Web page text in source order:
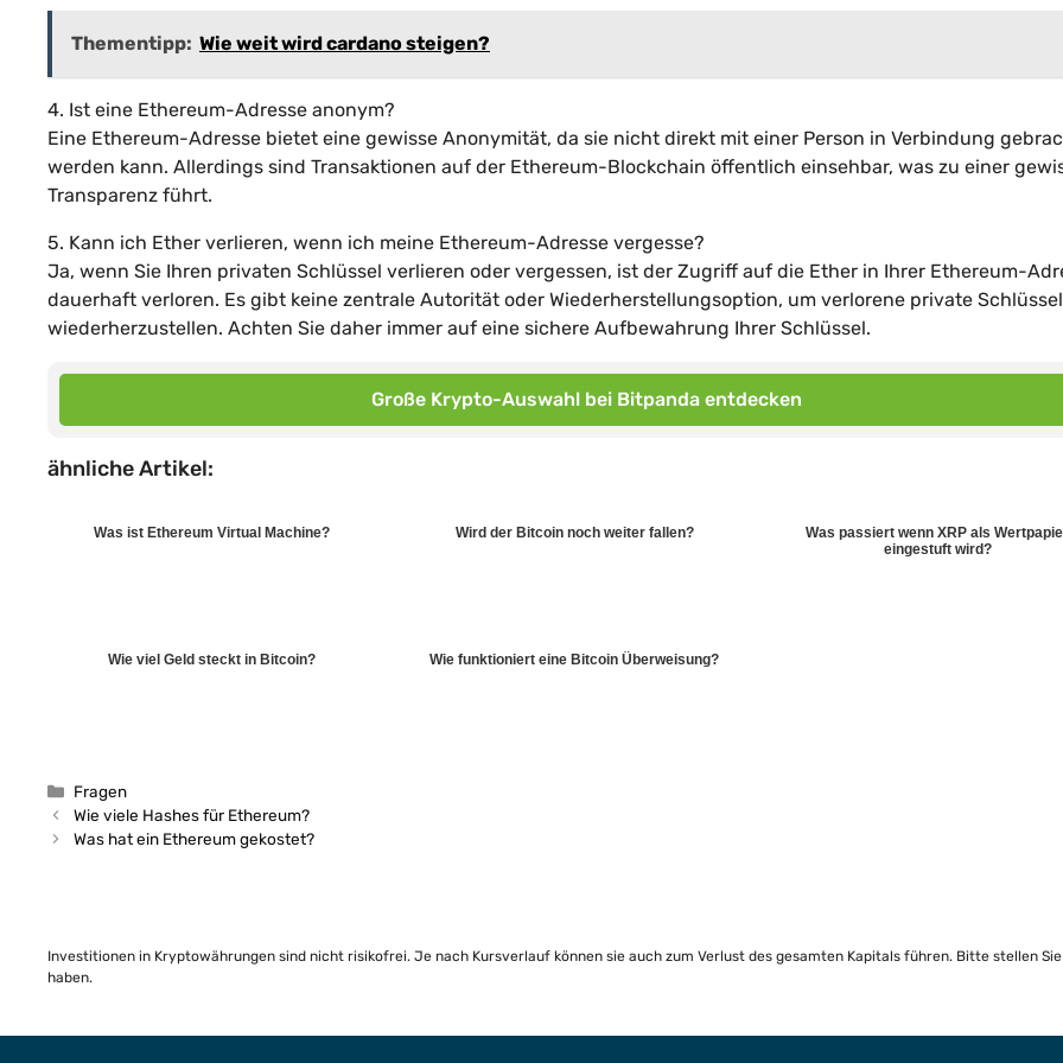
Thementipp: Wie weit wird cardano steigen?
4. Ist eine Ethereum-Adresse anonym?
Eine Ethereum-Adresse bietet eine gewisse Anonymität, da sie nicht direkt mit einer Person in Verbindung
werden kann. Allerdings sind Transaktionen auf der Ethereum-Blockchain öffentlich einsehbar, was zu einer
Transparenz führt.
5. Kann ich Ether verlieren, wenn ich meine Ethereum-Adresse vergesse?
Ja, wenn Sie Ihren privaten Schlüssel verlieren oder vergessen, ist der Zugriff auf die Ether in Ihrer Ethereum-
dauerhaft verloren. Es gibt keine zentrale Autorität oder Wiederherstellungsoption, um verlorene private Schlüssel
wiederherzustellen. Achten Sie daher immer auf eine sichere Aufbewahrung Ihrer Schlüssel.
Große Krypto-Auswahl bei Bitpanda entdecken
ähnliche Artikel:
Was ist Ethereum Virtual Machine? Wird der Bitcoin noch weiter fallen?
Was passiert wenn XRP als
eingestuft wird?
Wie viel Geld steckt in Bitcoin? Wie funktioniert eine Bitcoin Überweisung?
Kategorien
Fragen
Wie viele Hashes für Ethereum?
Was hat ein Ethereum gekostet?
Investitionen in Kryptowährungen sind nicht risikofrei. Je nach Kursverlauf können sie auch zum Verlust des gesamten Kapitals führen. Bitte stellen
haben.